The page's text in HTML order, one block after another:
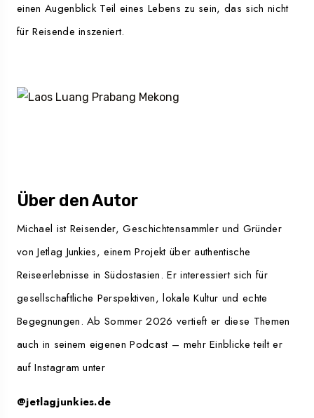
einen Augenblick Teil eines Lebens zu sein, das sich nicht
für Reisende inszeniert.
Über den Autor
Michael ist Reisender, Geschichtensammler und Gründer
von Jetlag Junkies, einem Projekt über authentische
Reiseerlebnisse in Südostasien. Er interessiert sich für
gesellschaftliche Perspektiven, lokale Kultur und echte
Begegnungen. Ab Sommer 2026 vertieft er diese Themen
auch in seinem eigenen Podcast – mehr Einblicke teilt er
auf Instagram unter
@jetlagjunkies.de